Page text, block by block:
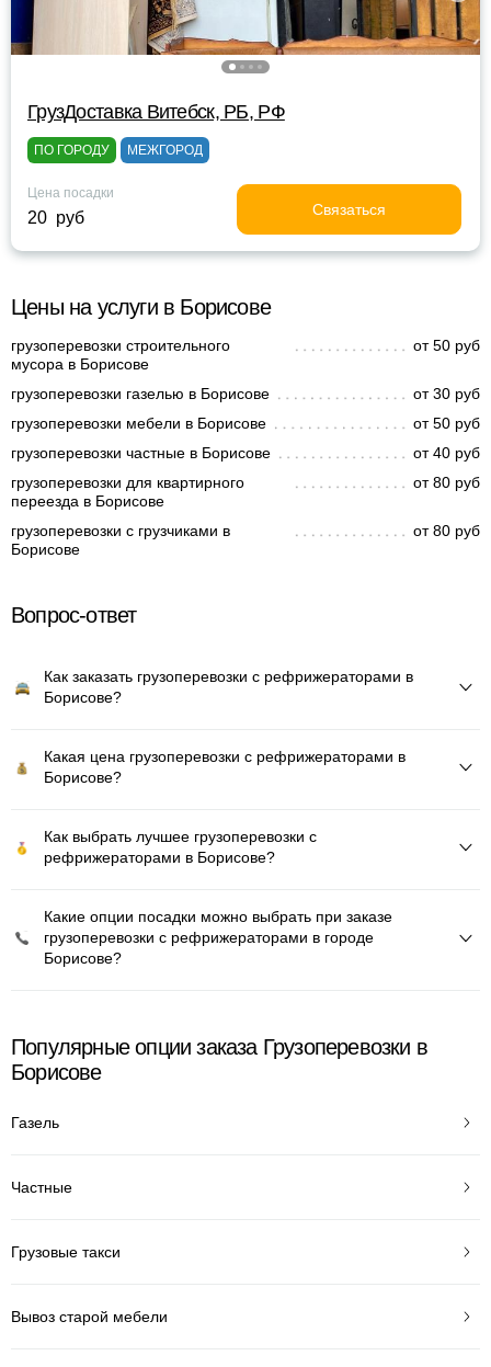
ГрузДоставка Витебск, РБ, РФ
ПО ГОРОДУ МЕЖГОРОД
Цена посадки
20 руб Связаться
Цены на услуги в Борисове
грузоперевозки строительного
мусора в Борисове
от 50 руб
грузоперевозки газелью в Борисове
от 30 руб
грузоперевозки мебели в Борисове
от 50 руб
грузоперевозки частные в Борисове
от 40 руб
грузоперевозки для квартирного
переезда в Борисове
от 80 руб
грузоперевозки с грузчиками в
Борисове
от 80 руб
Вопрос-ответ
Как заказать грузоперевозки с рефрижераторами в
Борисове?
Какая цена грузоперевозки с рефрижераторами в
Борисове?
Как выбрать лучшее грузоперевозки с
рефрижераторами в Борисове?
Какие опции посадки можно выбрать при заказе
грузоперевозки с рефрижераторами в городе
Борисове?
Популярные опции заказа Грузоперевозки в
Борисове
Газель
Частные
Грузовые такси
Вывоз старой мебели